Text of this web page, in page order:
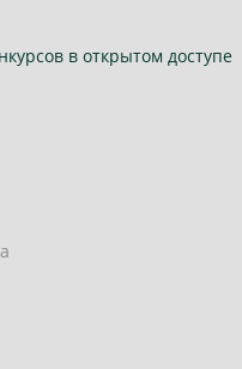
в открытом доступе